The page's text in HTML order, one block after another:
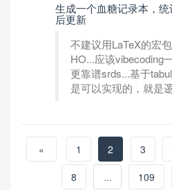
生成一个血糖记录本，
后更新
不建议用LaTeX的宏
HO...应该vibecoding
更靠谱srds...基于
是可以实现的，就是
« 1 2 3
8
... 109